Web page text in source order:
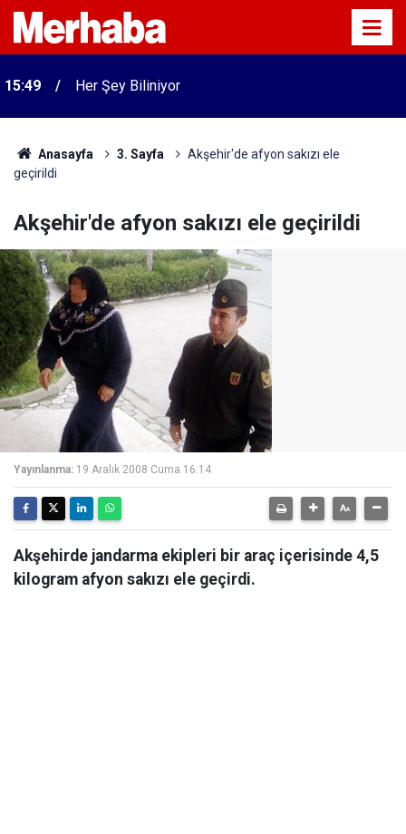
15:49 Her Şey Biliniyor
Anasayfa 3. Sayfa
Akşehir'de afyon sakızı ele
geçirildi
Akşehir'de afyon sakızı ele geçirildi
Yayınlanma: 19 Aralık 2008 Cuma 16:14
Akşehirde jandarma ekipleri bir araç içerisinde 4,5
kilogram afyon sakızı ele geçirdi.